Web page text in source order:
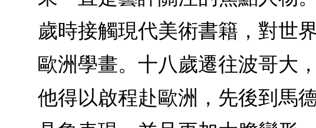
歲時接觸現代美術書籍，對世
歐洲學畫。十八歲遷往波哥大
他得以啟程赴歐洲，先後到馬